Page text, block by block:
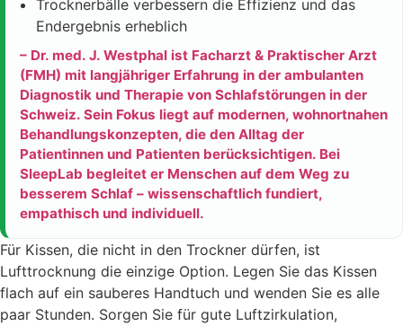
Trocknerbälle verbessern die Effizienz und das
Endergebnis erheblich
– Dr. med. J. Westphal ist Facharzt & Praktischer Arzt
(FMH) mit langjähriger Erfahrung in der ambulanten
Diagnostik und Therapie von Schlafstörungen in der
Schweiz. Sein Fokus liegt auf modernen, wohnortnahen
Behandlungskonzepten, die den Alltag der
Patientinnen und Patienten berücksichtigen. Bei
SleepLab begleitet er Menschen auf dem Weg zu
besserem Schlaf – wissenschaftlich fundiert,
empathisch und individuell.
Für Kissen, die nicht in den Trockner dürfen, ist
Lufttrocknung die einzige Option. Legen Sie das Kissen
flach auf ein sauberes Handtuch und wenden Sie es alle
paar Stunden. Sorgen Sie für gute Luftzirkulation,